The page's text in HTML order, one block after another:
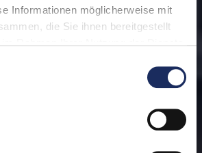
Informationen möglicherweise mit
die Sie ihnen bereitgestellt